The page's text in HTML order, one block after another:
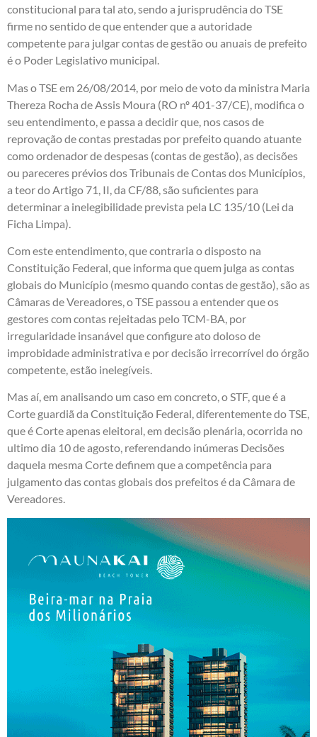
constitucional para tal ato, sendo a jurisprudência do TSE
firme no sentido de que entender que a autoridade
competente para julgar contas de gestão ou anuais de prefeito
é o Poder Legislativo municipal.
Mas o TSE em 26/08/2014, por meio de voto da ministra Maria
Thereza Rocha de Assis Moura (RO nº 401-37/CE), modifica o
seu entendimento, e passa a decidir que, nos casos de
reprovação de contas prestadas por prefeito quando atuante
como ordenador de despesas (contas de gestão), as decisões
ou pareceres prévios dos Tribunais de Contas dos Municípios,
a teor do Artigo 71 II , da CF/88 , são suficientes para
determinar a inelegibilidade prevista pela LC 135/10 (Lei da
Ficha Limpa).
Com este entendimento, que contraria o disposto na
Constituição Federal, que informa que quem julga as contas
globais do Município (mesmo quando contas de gestão), são as
Câmaras de Vereadores, o TSE passou a entender que os
gestores com contas rejeitadas pelo TCM-BA, por
irregularidade insanável que configure ato doloso de
improbidade administrativa e por decisão irrecorrível do órgão
competente, estão inelegíveis.
Mas aí, em analisando um caso em concreto, o STF, que é a
Corte guardiã da Constituição Federal, diferentemente do TSE,
que é Corte apenas eleitoral, em decisão plenária, ocorrida no
ultimo dia 10 de agosto, referendando inúmeras Decisões
daquela mesma Corte definem que a competência para
julgamento das contas globais dos prefeitos é da Câmara de
Vereadores.